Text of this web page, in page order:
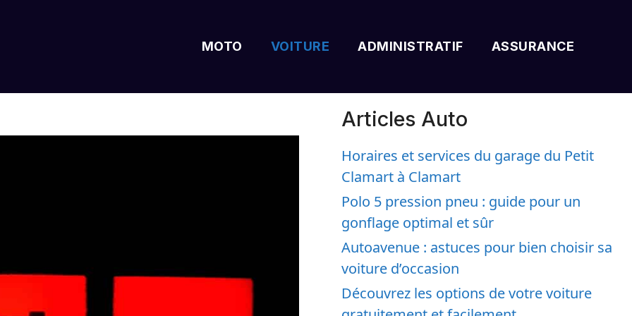
MOTO VOITURE ADMINISTRATIF ASSURANCE
Articles Auto
Horaires et services du garage du Petit
Clamart à Clamart
Polo 5 pression pneu : guide pour un
gonflage optimal et sûr
Autoavenue : astuces pour bien choisir sa
voiture d’occasion
Découvrez les options de votre voiture